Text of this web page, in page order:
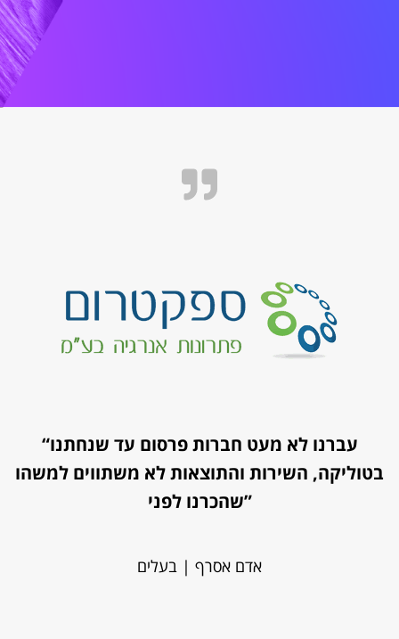
“עברנו לא מעט חברות פרסום עד שנחתנו
בטוליקה, השירות והתוצאות לא משתווים למשהו
שהכרנו לפני”
אדם אסרף | בעלים